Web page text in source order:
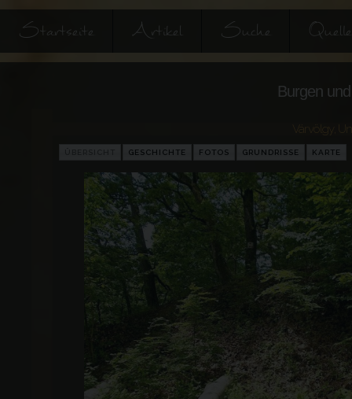
Startseite Artikel Suche
Burgen
GESCHICHTE FOTOS GRUNDRISSE KARTE